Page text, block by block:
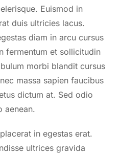
Euismod in
duis ultricies lacus.
diam in arcu cursus
fermentum et sollicitudin
morbi blandit cursus
massa sapien faucibus
dictum at. Sed odio
aenean.
in egestas erat.
ultrices gravida